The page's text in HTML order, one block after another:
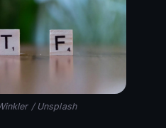
/ Unsplash